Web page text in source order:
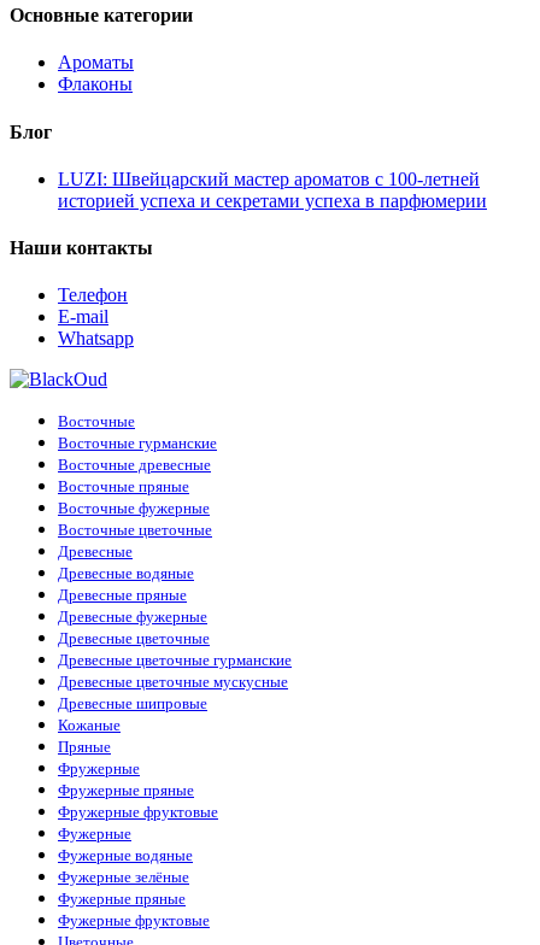
Основные категории
Ароматы
Флаконы
Блог
LUZI: Швейцарский мастер ароматов с 100-летней
историей успеха и секретами успеха в парфюмерии
Наши контакты
Телефон
E-mail
Whatsapp
Восточные
Восточные гурманские
Восточные древесные
Восточные пряные
Восточные фужерные
Восточные цветочные
Древесные
Древесные водяные
Древесные пряные
Древесные фужерные
Древесные цветочные
Древесные цветочные гурманские
Древесные цветочные мускусные
Древесные шипровые
Кожаные
Пряные
Фружерные
Фружерные пряные
Фружерные фруктовые
Фужерные
Фужерные водяные
Фужерные зелёные
Фужерные пряные
Фужерные фруктовые